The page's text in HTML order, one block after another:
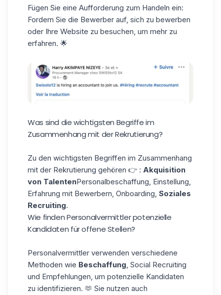
Fügen Sie eine Aufforderung zum Handeln ein:
Fordern Sie die Bewerber auf, sich zu bewerben
oder Ihre Website zu besuchen, um mehr zu
erfahren. 🌟
Was sind die wichtigsten Begriffe im
Zusammenhang mit der Rekrutierung?
Zu den wichtigsten Begriffen im Zusammenhang
mit der Rekrutierung gehören 👉 : Akquisition
von TalentenPersonalbeschaffung, Einstellung,
Erfahrung mit Bewerbern, Onboarding, Soziales
Recruiting.
Wie finden Personalvermittler potenzielle
Kandidaten für offene Stellen?
Personalvermittler verwenden verschiedene
Methoden wie Beschaffung, Social Recruiting
und Empfehlungen, um potenzielle Kandidaten
zu identifizieren. 🫶 Sie nutzen auch